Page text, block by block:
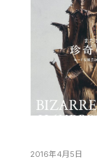
2016年4月5日